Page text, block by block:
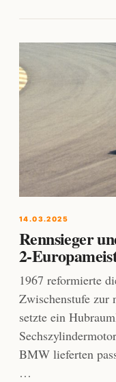
14.03.2025
Rennsieger
2-
1967 reformierte
Zwischenstufe zur
setzte ein
BMW lieferten
…